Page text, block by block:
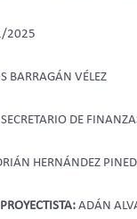
2025
BARRAGÁN VÉLEZ
SECRETARIO DE
HERNÁNDEZ
ADÁN